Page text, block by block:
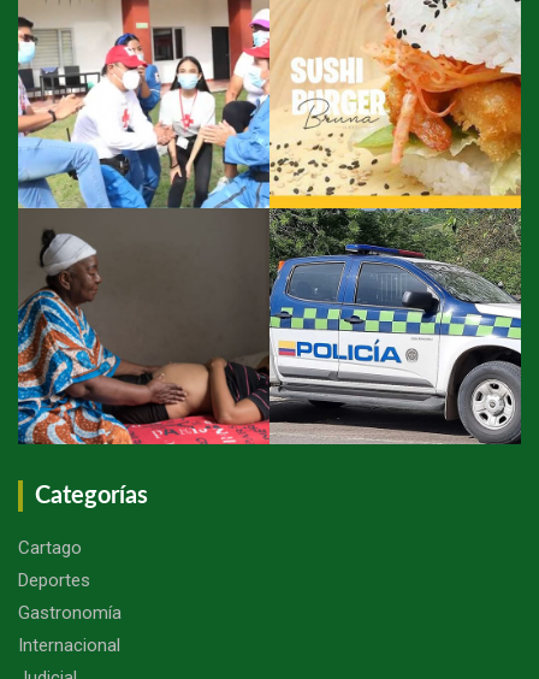
Categorías
Cartago
Deportes
Gastronomía
Internacional